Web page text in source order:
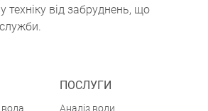
техніку від забруднень, що
ПОСЛУГИ
Аналіз води